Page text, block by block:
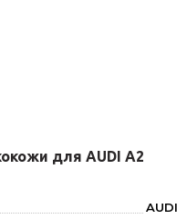
для AUDI А2
AUDI